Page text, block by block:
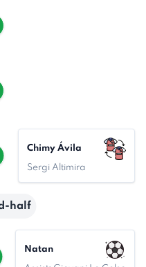
Chimy Ávila
Sergi Altimira
half
Natan